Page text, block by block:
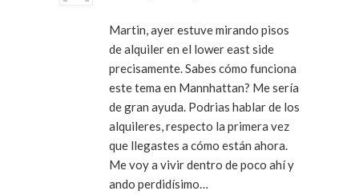
Martin, ayer estuve mirando pisos
de alquiler en el lower east side
precisamente. Sabes cómo funciona
este tema en Mannhattan? Me sería
de gran ayuda. Podrias hablar de los
alquileres, respecto la primera vez
que llegastes a cómo están ahora.
Me voy a vivir dentro de poco ahí y
ando perdidísimo…